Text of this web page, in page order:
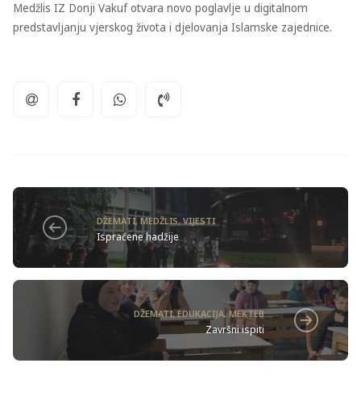
Medžlis IZ Donji Vakuf otvara novo poglavlje u digitalnom
predstavljanju vjerskog života i djelovanja Islamske zajednice.
DŽEMATI,MEDŽLIS,VIJESTI
Ispraćene hadžije
DŽEMATI,EDUKACIJA,MEKTEB
Završni ispiti